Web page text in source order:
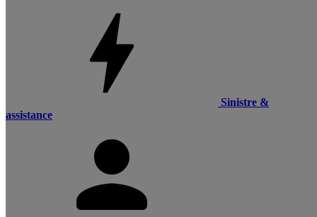
Sinistre &
assistance